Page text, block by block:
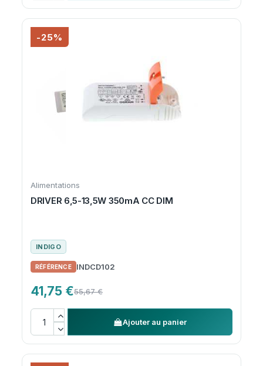
-25%
Alimentations
DRIVER 6,5-13,5W 350mA CC DIM
INDIGO
INDCD102
41,75 €55,67 €
Ajouter au panier